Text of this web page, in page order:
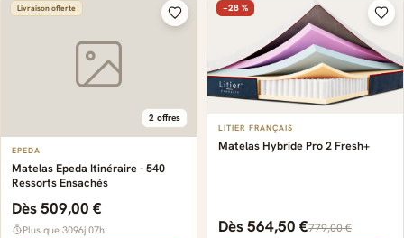
Livraison offerte
2 offres
EPEDA
Matelas Epeda Itinéraire - 540
Ressorts Ensachés
Dès 509,00 €
Plus que 3096j 07h
−28 %
LITIER FRANÇAIS
Matelas Hybride Pro 2 Fresh+
Dès 564,50 €779,00 €